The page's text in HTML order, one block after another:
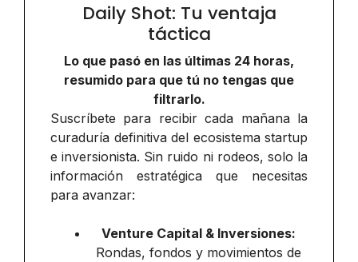
Daily Shot: Tu ventaja
táctica
Lo que pasó en las últimas 24 horas,
resumido para que tú no tengas que
filtrarlo.
Suscríbete para recibir cada mañana la
curaduría definitiva del ecosistema startup
e inversionista. Sin ruido ni rodeos, solo la
información estratégica que necesitas
para avanzar:
Venture Capital & Inversiones:
Rondas, fondos y movimientos de